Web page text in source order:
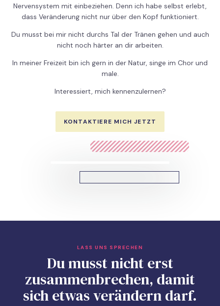
Nervensystem mit einbeziehen. Denn ich habe selbst erlebt,
dass Veränderung nicht nur über den Kopf funktioniert.
Du musst bei mir nicht durchs Tal der Tränen gehen und auch
nicht noch härter an dir arbeiten.
In meiner Freizeit bin ich gern in der Natur, singe im Chor und
male.
Interessiert, mich kennenzulernen?
KONTAKTIERE MICH JETZT
LASS UNS SPRECHEN
Du musst nicht erst
zusammenbrechen, damit
sich etwas verändern darf.